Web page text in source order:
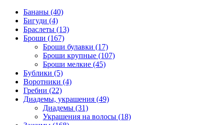
Бананы (40)
Бигуди (4)
Браслеты (13)
Броши (167)
Броши булавки (17)
Броши крупные (107)
Броши мелкие (45)
Бублики (5)
Воротники (4)
Гребни (22)
Диадемы, украшения (49)
Диадемы (31)
Украшения на волосы (18)